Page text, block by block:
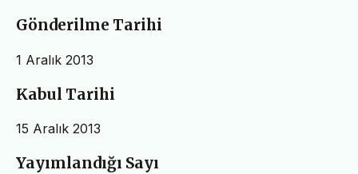
Gönderilme Tarihi
1 Aralık 2013
Kabul Tarihi
15 Aralık 2013
Yayımlandığı Sayı